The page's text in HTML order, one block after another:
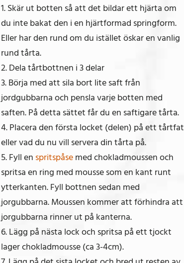
1. Skär ut botten så att det bildar ett hjärta om
du inte bakat den i en hjärtformad springform.
Eller har den rund om du istället öskar en vanlig
rund tårta.
2. Dela tårtbottnen i 3 delar
3. Börja med att sila bort lite saft från
jordgubbarna och pensla varje botten med
saften. På detta sättet får du en saftigare tårta.
4. Placera den första locket (delen) på ett tårtfat
eller vad du nu vill servera din tårta på.
5. Fyll en spritspåsemed chokladmoussen och
spritsa en ring med mousse som en kant runt
ytterkanten. Fyll bottnen sedan med
jorgubbarna. Moussen kommer att förhindra att
jorgubbarna rinner ut på kanterna.
6. Lägg på nästa lock och spritsa på ett tjockt
lager chokladmousse (ca 3-4cm).